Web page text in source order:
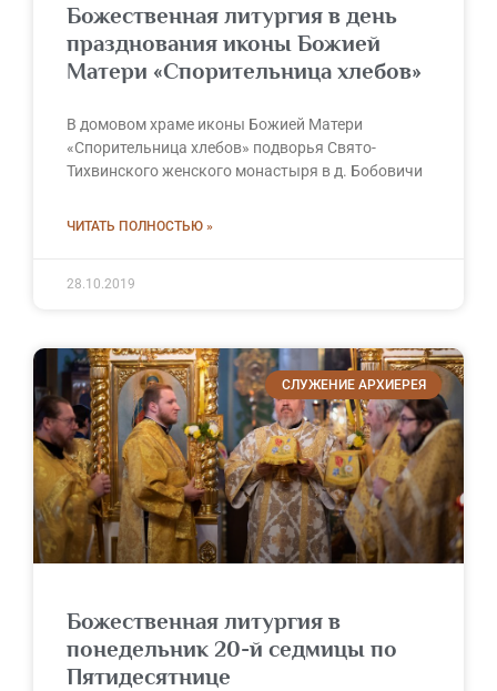
Божественная литургия в день
празднования иконы Божией
Матери «Спорительница хлебов»
В домовом храме иконы Божией Матери
«Спорительница хлебов» подворья Свято-
Тихвинского женского монастыря в д. Бобовичи
ЧИТАТЬ ПОЛНОСТЬЮ »
28.10.2019
СЛУЖЕНИЕ АРХИЕРЕЯ
Божественная литургия в
понедельник 20-й седмицы по
Пятидесятнице